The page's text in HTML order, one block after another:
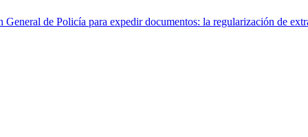
de Policía para expedir documentos: la regularización de